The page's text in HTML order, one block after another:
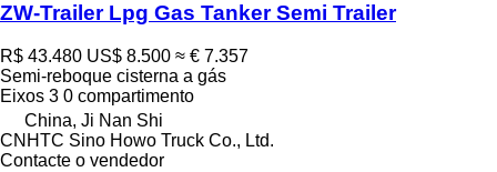
ZW-Trailer Lpg Gas Tanker Semi Trailer
R$ 43.480 US$ 8.500 ≈ € 7.357
Semi-reboque cisterna a gás
Eixos 3 0 compartimento
China, Ji Nan Shi
CNHTC Sino Howo Truck Co., Ltd.
Contacte o vendedor